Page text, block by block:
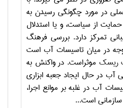
در مورد چگونگی رسیدن به
از سیاست، و یا استدلال
تمرکز دارد. بررسی فرهنگ
در میان تاسیسات آب است
ریسک موثراست. در واکنش به
آب در حال ایجاد جعبه ابزاری
آب در غلبه بر موانع اجرا،
است...